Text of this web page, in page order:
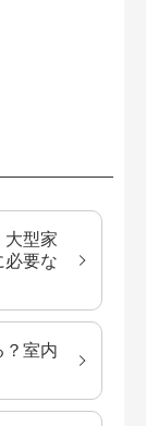
型家
必要な
？室内